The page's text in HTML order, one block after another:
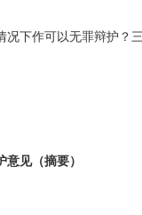
况下作可以无罪辩护？
见（摘要）